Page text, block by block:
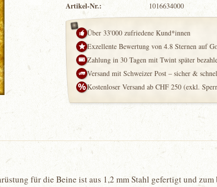
Artikel-Nr.: 1016634000
Über 33'000 zufriedene Kund*innen
Exzellente Bewertung von 4.8 Sternen auf
Zahlung in 30 Tagen mit Twint später
Versand mit Schweizer Post – sicher &
Kostenloser Versand ab CHF 250 (exkl.
für die Beine ist aus 1,2 mm Stahl gefertigt und zum